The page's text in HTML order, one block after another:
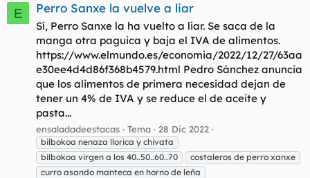
E Perro Sanxe la vuelve a liar
Sí, Perro Sanxe la ha vuelto a liar. Se saca de la
manga otra paguica y baja el IVA de alimentos.
https://www.elmundo.es/economia/2022/12/27/63aa
e30ee4d4d86f368b4579.html Pedro Sánchez anuncia
que los alimentos de primera necesidad dejan de
tener un 4% de IVA y se reduce el de aceite y
pasta...
ensaladadeestacas Tema 28 Dic 2022
bilbokoa nenaza llorica y chivata
bilbokoa virgen a los 40..50..60..70
costaleros de perro xanxe
curro asando manteca en horno de leña